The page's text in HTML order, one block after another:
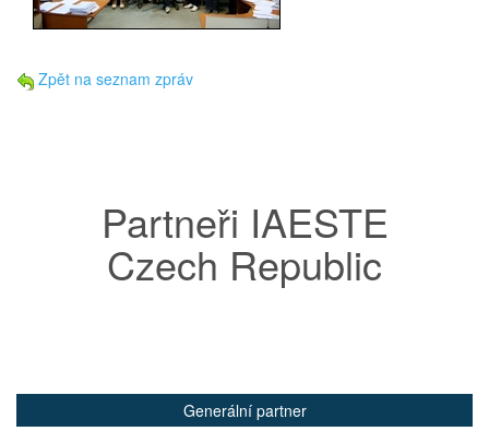
Zpět na seznam zpráv
Partneři IAESTE
Czech Republic
Generální partner